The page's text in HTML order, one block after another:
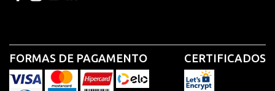
FORMAS DE PAGAMENTO CERTIFICADOS